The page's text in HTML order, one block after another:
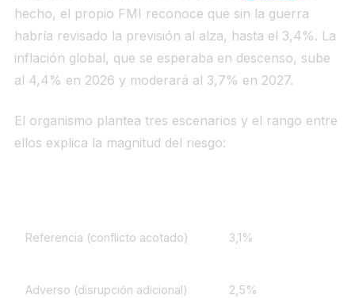
hecho, el propio FMI reconoce que sin la guerra
habría revisado la previsión al alza, hasta el 3,4%. La
inflación global, que se esperaba en descenso, sube
al 4,4% en 2026 y moderará al 3,7% en 2027.
El organismo plantea tres escenarios y el rango entre
ellos explica la magnitud del riesgo:
Referencia (conflicto acotado) 3,1%
Adverso (disrupción adicional) 2,5%